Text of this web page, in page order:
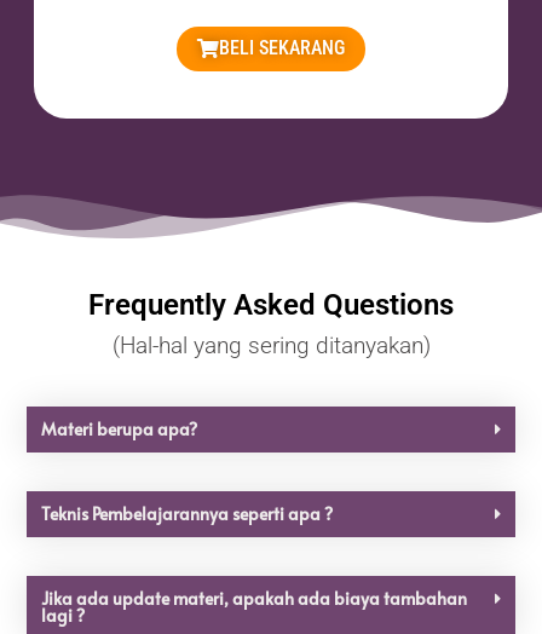
BELI SEKARANG
Frequently Asked Questions
(Hal-hal yang sering ditanyakan)
Materi berupa apa?
Teknis Pembelajarannya seperti apa ?
Jika ada update materi, apakah ada biaya tambahan
lagi ?